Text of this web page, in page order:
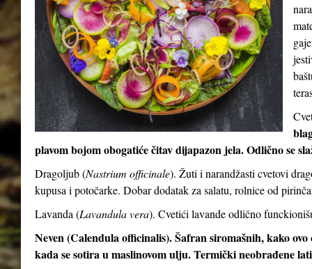
plavom bojom obogatiće čitav dijapazon jela. Odlično se
Dragoljub (Nastrium officinale). Žuti i narandžasti cvetovi
kupusa i potočarke. Dobar dodatak za salatu, rolnice od
Lavanda (Lavandula vera). Cvetići lavande odlično
Neven (Calendula officinalis). Šafran siromašnih, kako
kada se sotira u maslinovom ulju. Termički neobrađene